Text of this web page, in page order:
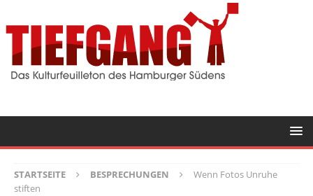
STARTSEITE BESPRECHUNGEN
Wenn Fotos Unruhe
stiften